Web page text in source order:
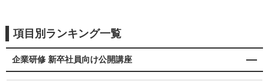
項目別ランキング一覧
企業研修 新卒社員向け公開講座